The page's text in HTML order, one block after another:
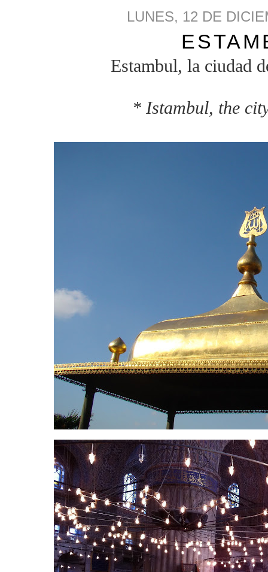
LUNES, 12 DE
Estambul, la ciudad
* Istambul, the